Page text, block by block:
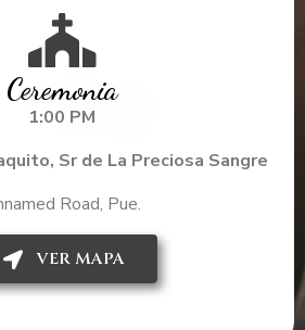
Ceremonia
1:00 PM
Sr de La Preciosa Sangre
Road, Pue.
VER MAPA